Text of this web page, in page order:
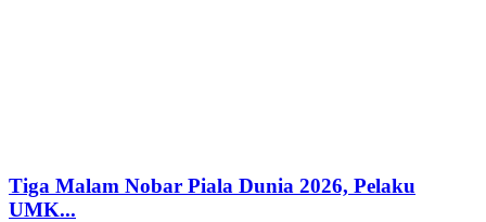
Tiga Malam Nobar Piala Dunia 2026, Pelaku
UMK...